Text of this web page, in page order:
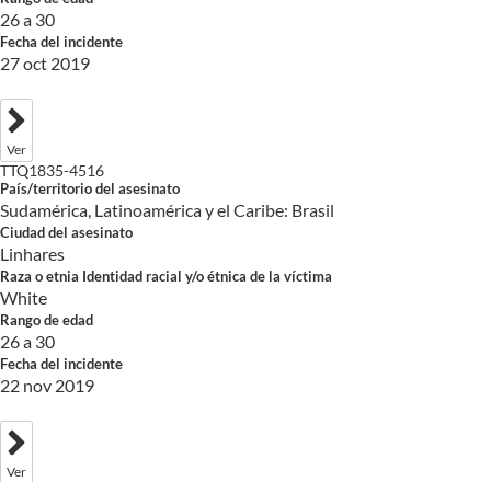
26 a 30
Fecha del incidente
27 oct 2019
Ver
TTQ1835-4516
País/territorio del asesinato
Sudamérica, Latinoamérica y el Caribe: Brasil
Ciudad del asesinato
Linhares
Raza o etnia Identidad racial y/o étnica de la víctima
White
Rango de edad
26 a 30
Fecha del incidente
22 nov 2019
Ver